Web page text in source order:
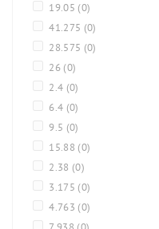
19.05 (0)
41.275 (0)
28.575 (0)
26 (0)
2.4 (0)
6.4 (0)
9.5 (0)
15.88 (0)
2.38 (0)
3.175 (0)
4.763 (0)